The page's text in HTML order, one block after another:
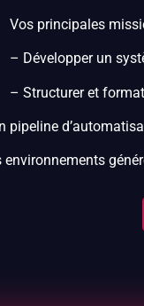
Vos principales
– Développer un
– Structurer et
pipeline